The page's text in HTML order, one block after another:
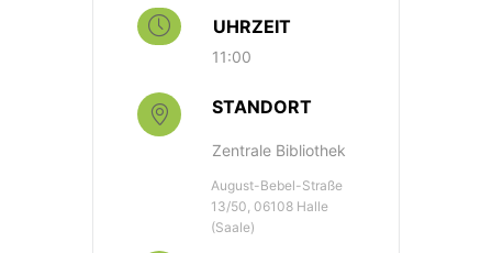
UHRZEIT
11:00
STANDORT
Zentrale Bibliothek
August-Bebel-Straße
13/50, 06108 Halle
(Saale)